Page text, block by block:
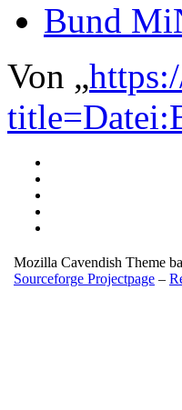
Bund
Von „
Mozilla Cavendish Theme
Sourceforge Projectpage –